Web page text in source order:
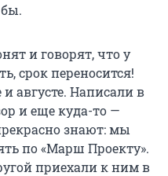
бы.
и говорят, что у
срок переносится!
августе. Написали в
и еще куда-то —
знают: мы
по «Марш Проекту».
приехали к ним в